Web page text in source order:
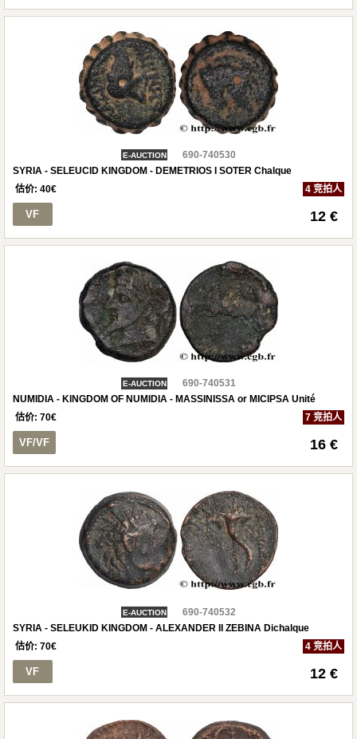
E-AUCTION
690-740530
SYRIA - SELEUCID KINGDOM - DEMETRIOS I SOTER Chalque
估价: 40€ 4 竞拍人
VF 12 €
E-AUCTION
690-740531
NUMIDIA - KINGDOM OF NUMIDIA - MASSINISSA or MICIPSA Unité
估价: 70€ 7 竞拍人
VF/VF 16 €
E-AUCTION
690-740532
SYRIA - SELEUKID KINGDOM - ALEXANDER II ZEBINA Dichalque
估价: 70€ 4 竞拍人
VF 12 €